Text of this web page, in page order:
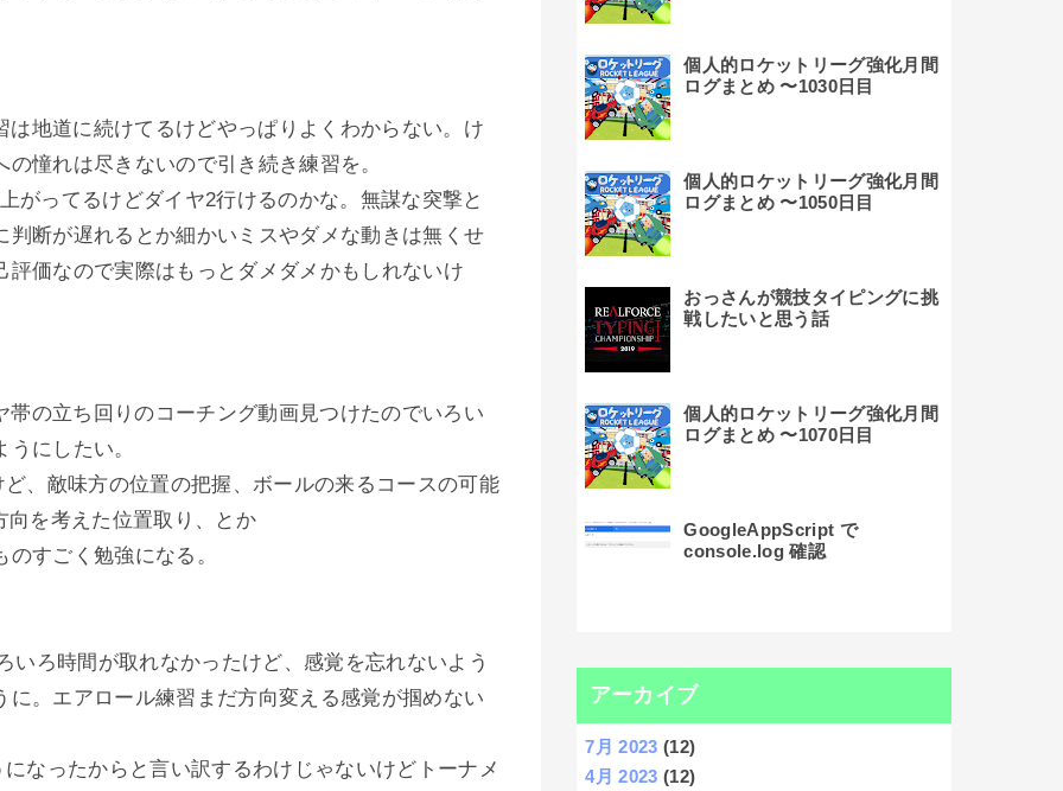
地道に続けてるけどやっぱりよくわからない。け
憧れは尽きないので引き続き練習を。
がってるけどダイヤ2行けるのかな。無謀な突撃と
断が遅れるとか細かいミスやダメな動きは無くせ
価なので実際はもっとダメダメかもしれないけ
の立ち回りのコーチング動画見つけたのでいろい
にしたい。
、敵味方の位置の把握、ボールの来るコースの可能
を考えた位置取り、とか
すごく勉強になる。
いろ時間が取れなかったけど、感覚を忘れないよう
。エアロール練習まだ方向変える感覚が掴めない
なったからと言い訳するわけじゃないけどトーナメ
個人的ロケットリーグ強化月間
ログまとめ 〜1030日目
個人的ロケットリーグ強化月間
ログまとめ 〜1050日目
おっさんが競技タイピングに挑
戦したいと思う話
個人的ロケットリーグ強化月間
ログまとめ 〜1070日目
GoogleAppScript で
console.log 確認
アーカイブ
7月 2023 (12)
4月 2023 (12)